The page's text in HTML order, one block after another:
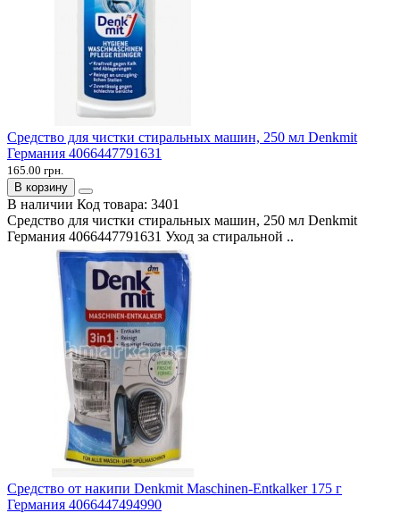
Средство для чистки стиральных машин, 250 мл Denkmit
Германия 4066447791631
165.00 грн.
В корзину
В наличии Код товара: 3401
Средство для чистки стиральных машин, 250 мл Denkmit
Германия 4066447791631 Уход за стиральной ..
Средство от накипи Denkmit Maschinen-Entkalker 175 г
Германия 4066447494990